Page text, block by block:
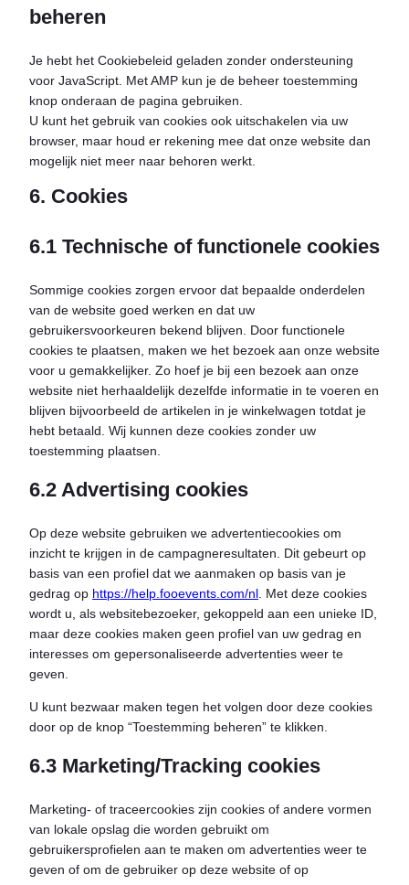
beheren
Je hebt het Cookiebeleid geladen zonder ondersteuning
voor JavaScript. Met AMP kun je de beheer toestemming
knop onderaan de pagina gebruiken.
U kunt het gebruik van cookies ook uitschakelen via uw
browser, maar houd er rekening mee dat onze website dan
mogelijk niet meer naar behoren werkt.
6. Cookies
6.1 Technische of functionele cookies
Sommige cookies zorgen ervoor dat bepaalde onderdelen
van de website goed werken en dat uw
gebruikersvoorkeuren bekend blijven. Door functionele
cookies te plaatsen, maken we het bezoek aan onze website
voor u gemakkelijker. Zo hoef je bij een bezoek aan onze
website niet herhaaldelijk dezelfde informatie in te voeren en
blijven bijvoorbeeld de artikelen in je winkelwagen totdat je
hebt betaald. Wij kunnen deze cookies zonder uw
toestemming plaatsen.
6.2 Advertising cookies
Op deze website gebruiken we advertentiecookies om
inzicht te krijgen in de campagneresultaten. Dit gebeurt op
basis van een profiel dat we aanmaken op basis van je
gedrag op https://help.fooevents.com/nl . Met deze cookies
wordt u, als websitebezoeker, gekoppeld aan een unieke ID,
maar deze cookies maken geen profiel van uw gedrag en
interesses om gepersonaliseerde advertenties weer te
geven.
U kunt bezwaar maken tegen het volgen door deze cookies
door op de knop “Toestemming beheren” te klikken.
6.3 Marketing/Tracking cookies
Marketing- of traceercookies zijn cookies of andere vormen
van lokale opslag die worden gebruikt om
gebruikersprofielen aan te maken om advertenties weer te
geven of om de gebruiker op deze website of op